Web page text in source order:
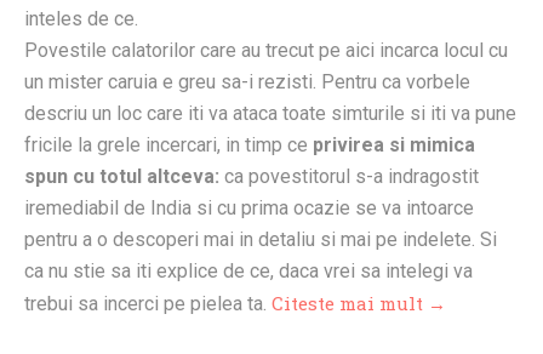
inteles de ce.
Povestile calatorilor care au trecut pe aici incarca locul cu
un mister caruia e greu sa-i rezisti. Pentru ca vorbele
descriu un loc care iti va ataca toate simturile si iti va pune
fricile la grele incercari, in timp ce privirea si mimica
spun cu totul altceva: ca povestitorul s-a indragostit
iremediabil de India si cu prima ocazie se va intoarce
pentru a o descoperi mai in detaliu si mai pe indelete. Si
ca nu stie sa iti explice de ce, daca vrei sa intelegi va
trebui sa incerci pe pielea ta. Citeste mai mult →